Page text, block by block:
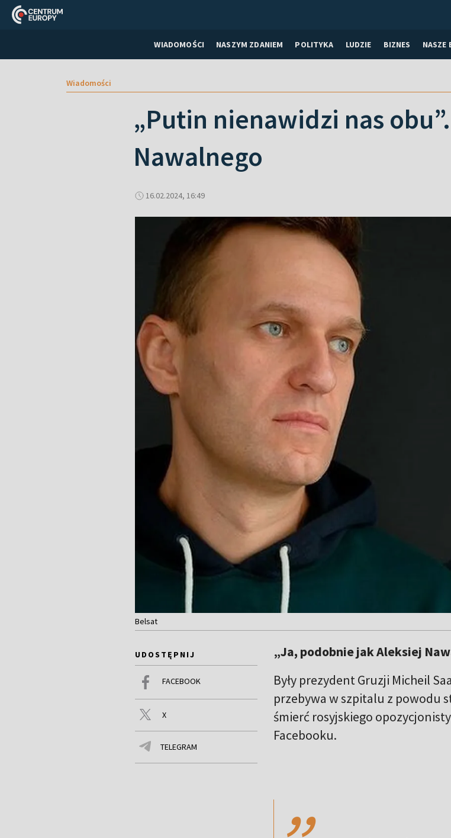
WIADOMOŚCI NASZYM ZDANIEM POLITYKA LUDZIE BIZNES NASZE
Wiadomości
„Putin nienawidzi nas
Nawalnego
16.02.2024, 16:49
Belsat
UDOSTĘPNIJ
FACEBOOK
X
TELEGRAM
„Ja, podobnie jak Aleksiej
Były prezydent Gruzji Micheil
przebywa w szpitalu z powodu
śmierć rosyjskiego
Facebooku.
,,